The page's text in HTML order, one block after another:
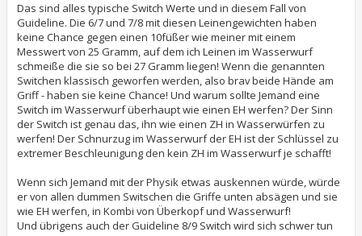
Das sind alles typische Switch Werte und in diesem Fall von
Guideline. Die 6/7 und 7/8 mit diesen Leinengewichten haben
keine Chance gegen einen 10füßer wie meiner mit einem
Messwert von 25 Gramm, auf dem ich Leinen im Wasserwurf
schmeiße die sie so bei 27 Gramm liegen! Wenn die genannten
Switchen klassisch geworfen werden, also brav beide Hände am
Griff - haben sie keine Chance! Und warum sollte Jemand eine
Switch im Wasserwurf überhaupt wie einen EH werfen? Der Sinn
der Switch ist genau das, ihn wie einen ZH in Wasserwürfen zu
werfen! Der Schnurzug im Wasserwurf der EH ist der Schlüssel zu
extremer Beschleunigung den kein ZH im Wasserwurf je schafft!
Wenn sich Jemand mit der Physik etwas auskennen würde, würde
er von allen dummen Switschen die Griffe unten absägen und sie
wie EH werfen, in Kombi von Überkopf und Wasserwurf!
Und übrigens auch der Guideline 8/9 Switch wird sich schwer tun